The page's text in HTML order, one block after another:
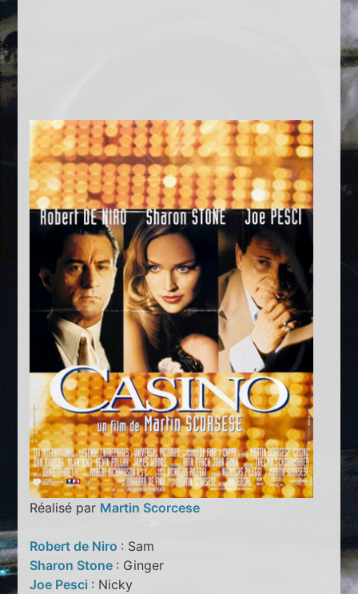
Réalisé par Martin Scorcese
Robert de Niro : Sam
Sharon Stone : Ginger
Joe Pesci : Nicky